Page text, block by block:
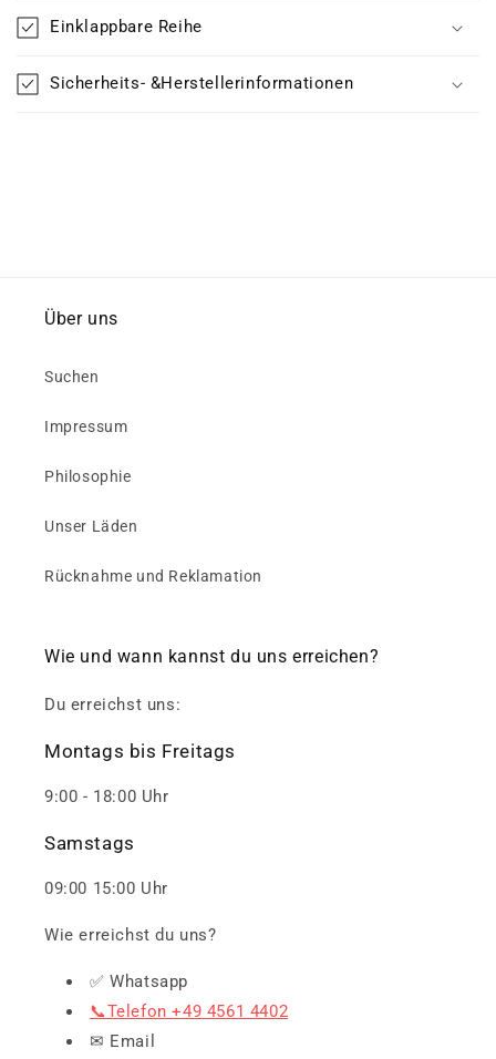
Einklappbare Reihe
Sicherheits- &Herstellerinformationen
Über uns
Suchen
Impressum
Philosophie
Unser Läden
Rücknahme und Reklamation
Wie und wann kannst du uns erreichen?
Du erreichst uns:
Montags bis Freitags
9:00 - 18:00 Uhr
Samstags
09:00 15:00 Uhr
Wie erreichst du uns?
✅ Whatsapp
📞Telefon +49 4561 4402
✉ Email